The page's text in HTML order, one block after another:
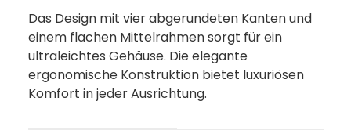
Das Design mit vier abgerundeten Kanten und
einem flachen Mittelrahmen sorgt für ein
ultraleichtes Gehäuse. Die elegante
ergonomische Konstruktion bietet luxuriösen
Komfort in jeder Ausrichtung.